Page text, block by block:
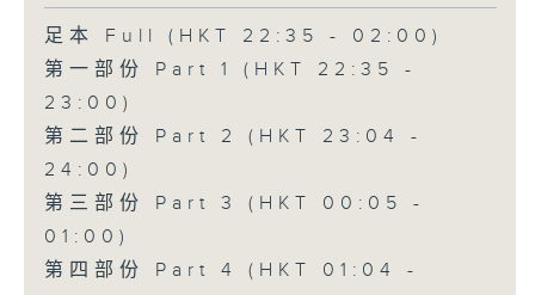
足本 Full (HKT 22:35 - 02:00)
第一部份 Part 1 (HKT 22:35 -
23:00)
第二部份 Part 2 (HKT 23:04 -
24:00)
第三部份 Part 3 (HKT 00:05 -
01:00)
第四部份 Part 4 (HKT 01:04 -